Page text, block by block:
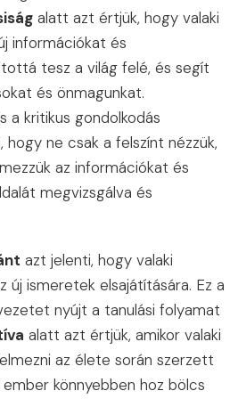
alatt azt értjük, hogy valaki
információkat és
tesz a világ felé, és segít
és önmagunkat.
a kritikus gondolkodás
hogy ne csak a felszínt nézzük,
az információkat és
megvizsgálva és
azt jelenti, hogy valaki
új ismeretek elsajátítására. Ez a
nyújt a tanulási folyamat
alatt azt értjük, amikor valaki
az élete során szerzett
könnyebben hoz bölcs